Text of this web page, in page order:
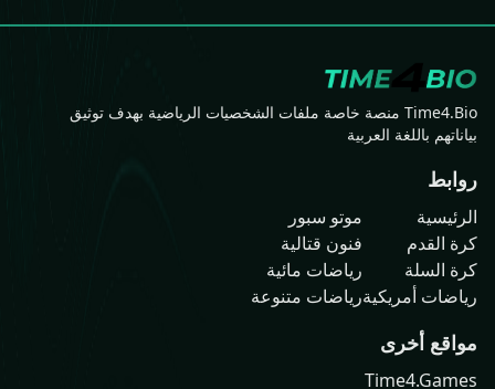
Time4.Bio منصة خاصة ملفات الشخصيات الرياضية بهدف توثيق
بياناتهم باللغة العربية
روابط
الرئيسية
كرة القدم
كرة السلة
رياضات أمريكية
موتو سبور
فنون قتالية
رياضات مائية
رياضات متنوعة
مواقع أخرى
Time4.Games